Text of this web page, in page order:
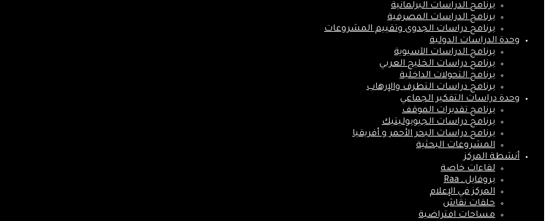
برنامج الدراسات البرلمانية
برنامج الدراسات المصرفية
برنامج دراسات الجدوى وتقييم المشروعات
وحدة الدراسات الدولية
برنامج الدراسات الآسيوية
برنامج دراسات الخليج العربي
برنامج التحولات الداخلية
برنامج دراسات التطرف والإرهاب
وحدة دراسات التفكير الجماعي
برنامج تقديرات الموقف
برنامج دراسات الجيوبوليتيك
برنامج دراسات البحر الأحمر و أفريقيا
المشروعات البحثية
أنشطة المركز
لقاءات خاصة
بروفايل ـ Raa
المركز في الإعلام
حلقات نقاش
مساحات افتراضية